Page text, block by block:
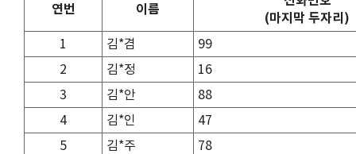
연번 이름
(마지막 두자리)
1 김*겸
99
2
김*정
16
3
김*안
88
4
김*인
47
5
김*주
78